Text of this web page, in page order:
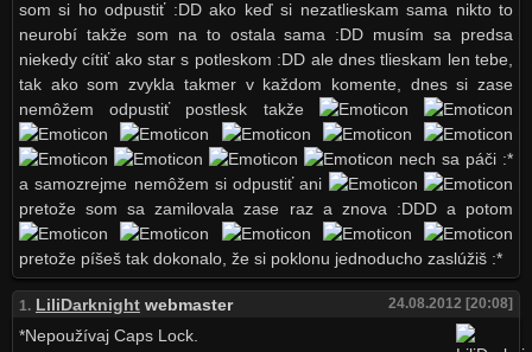
som si ho odpustiť :DD ako keď si nezatlieskam sama nikto to
neurobí takže som na to ostala sama :DD musím sa predsa
niekedy cítiť ako star s potleskom :DD ale dnes tlieskam len tebe,
tak ako som zvykla takmer v každom komente, dnes si zase
nemôžem odpustiť postlesk takže
nech sa páči :*
a samozrejme nemôžem si odpustiť ani
pretože som sa zamilovala zase raz a znova :DDD a potom
pretože píšeš tak dokonalo, že si poklonu jednoducho zaslúžiš :*
1. LiliDarknightwebmaster 24.08.2012 [20:08]
*Nepoužívaj Caps Lock.